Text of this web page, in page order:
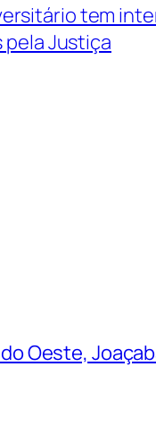
tem
pela Justiça
Oeste,